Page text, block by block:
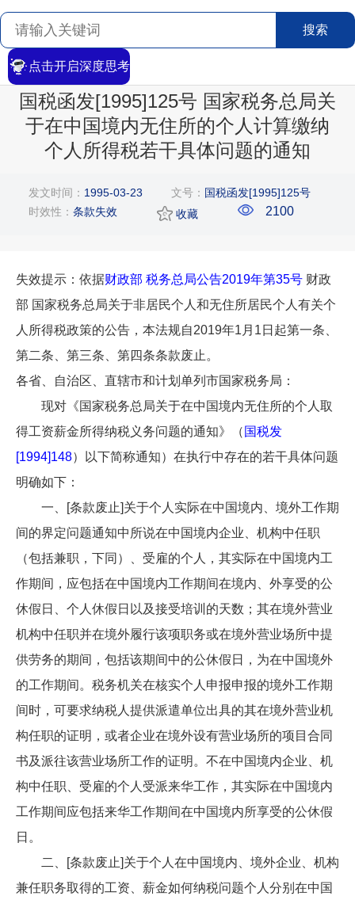
搜索
点击开启深度思考
首页 > 搜索 > 文章详情
国税函发[1995]125号 国家税务总局关
于在中国境内无住所的个人计算缴纳
个人所得税若干具体问题的通知
发文时间： 1995-03-23 文号： 国税函发[1995]125号
时效性： 条款失效 收藏 2100
失效提示：依据财政部 税务总局公告2019年第35号 财政
部 国家税务总局关于非居民个人和无住所居民个人有关个
人所得税政策的公告，本法规自2019年1月1日起第一条、
第二条、第三条、第四条条款废止。
各省、自治区、直辖市和计划单列市国家税务局：
现对《国家税务总局关于在中国境内无住所的个人取
得工资薪金所得纳税义务问题的通知》（ 国税发
[1994]148）以下简称通知）在执行中存在的若干具体问题
明确如下：
一、[条款废止]关于个人实际在中国境内、境外工作期
间的界定问题通知中所说在中国境内企业、机构中任职
（包括兼职，下同）、受雇的个人，其实际在中国境内工
作期间，应包括在中国境内工作期间在境内、外享受的公
休假日、个人休假日以及接受培训的天数；其在境外营业
机构中任职并在境外履行该项职务或在境外营业场所中提
供劳务的期间，包括该期间中的公休假日，为在中国境外
的工作期间。税务机关在核实个人申报申报的境外工作期
间时，可要求纳税人提供派遣单位出具的其在境外营业机
构任职的证明，或者企业在境外设有营业场所的项目合同
书及派往该营业场所工作的证明。不在中国境内企业、机
构中任职、受雇的个人受派来华工作，其实际在中国境内
工作期间应包括来华工作期间在中国境内所享受的公休假
日。
二、[条款废止]关于个人在中国境内、境外企业、机构
兼任职务取得的工资、薪金如何纳税问题个人分别在中国